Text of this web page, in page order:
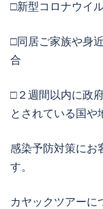
□新型コロナウイ
□同居ご家族や身
合
□２週間以内に政
とされている国や
感染予防対策にお
す。
カヤックツアーに